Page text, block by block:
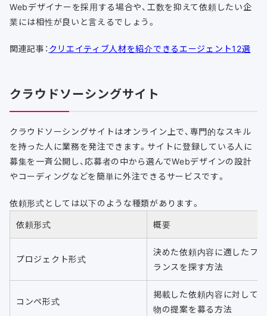
Webデザイナーを採用する場合や、工数を抑えて依頼したい企
業には相性が良いと言えるでしょう。
関連記事： クリエイティブ人材を紹介できるエージェント12選
クラウドソーシングサイト
クラウドソーシングサイトはオンライン上で、専門的なスキル
を持った人に業務を発注できます。サイトに登録している人に
募集を一斉公開し、応募者の中から選んでWebデザインの設計
やコーディングなどを簡単に外注できるサービスです。
依頼形式としては以下のような種類があります。
依頼形式
概要
プロジェクト形式
決めた依頼内容に適したフ
ランスを探す方法
コンペ形式
掲載した依頼内容に対して
物の提案を募る方法